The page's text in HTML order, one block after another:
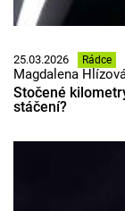
25.03.2026 Rádce
Magdalena
Stočené
stáčení?